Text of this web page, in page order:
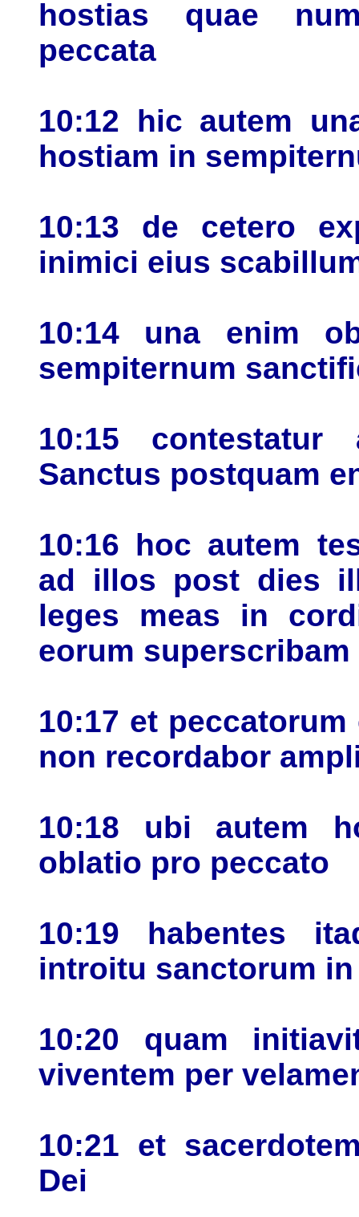
hostias quae
peccata
10:12 hic autem
hostiam in
10:13 de cetero
inimici eius
10:14 una enim
sempiternum
10:15
Sanctus postquam
10:16 hoc autem
ad illos post dies
leges meas in
eorum superscribam
10:17 et
non recordabor
10:18 ubi autem
oblatio pro peccato
10:19 habentes
introitu sanctorum
10:20 quam
viventem per
10:21 et
Dei